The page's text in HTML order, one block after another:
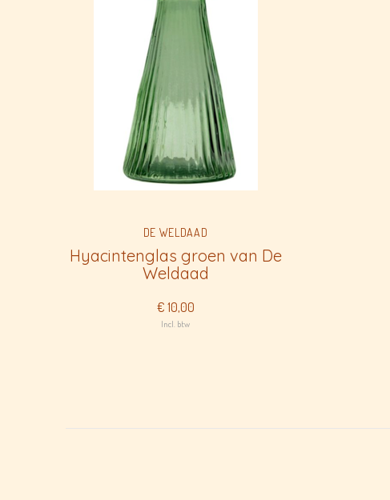
DE WELDAAD
Hyacintenglas groen van De
Weldaad
€ 10,00
Incl. btw